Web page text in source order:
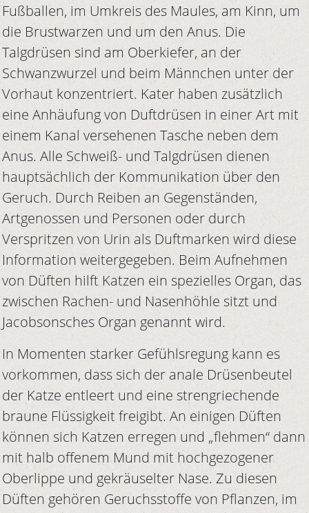
Fußballen, im Umkreis des Maules, am Kinn, um
die Brustwarzen und um den Anus. Die
Talgdrüsen sind am Oberkiefer, an der
Schwanzwurzel und beim Männchen unter der
Vorhaut konzentriert. Kater haben zusätzlich
eine Anhäufung von Duftdrüsen in einer Art mit
einem Kanal versehenen Tasche neben dem
Anus. Alle Schweiß- und Talgdrüsen dienen
hauptsächlich der Kommunikation über den
Geruch. Durch Reiben an Gegenständen,
Artgenossen und Personen oder durch
Verspritzen von Urin als Duftmarken wird diese
Information weitergegeben. Beim Aufnehmen
von Düften hilft Katzen ein spezielles Organ, das
zwischen Rachen- und Nasenhöhle sitzt und
Jacobsonsches Organ genannt wird.
In Momenten starker Gefühlsregung kann es
vorkommen, dass sich der anale Drüsenbeutel
der Katze entleert und eine strengriechende
braune Flüssigkeit freigibt. An einigen Düften
können sich Katzen erregen und „flehmen“ dann
mit halb offenem Mund mit hochgezogener
Oberlippe und gekräuselter Nase. Zu diesen
Düften gehören Geruchsstoffe von Pflanzen, im